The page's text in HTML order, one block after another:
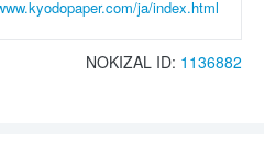
ja/index.html
NOKIZAL ID: 1136882